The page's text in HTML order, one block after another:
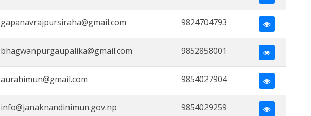
gapanavrajpursiraha@gmail.com 9824704793
bhagwanpurgaupalika@gmail.com 9852858001
aurahimun@gmail.com 9854027904
info@janaknandinimun.gov.np 9854029259